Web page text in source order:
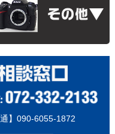
】090-6055-1872